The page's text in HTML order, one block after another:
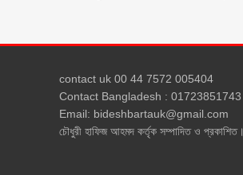
contact uk 00 44 7572 005404
Contact Bangladesh : 01723851743
Email: bideshbartauk@gmail.com
চৌধুরী হাফিজ আহমদ কর্তৃক সম্পাদিত ও প্রকাশিত।